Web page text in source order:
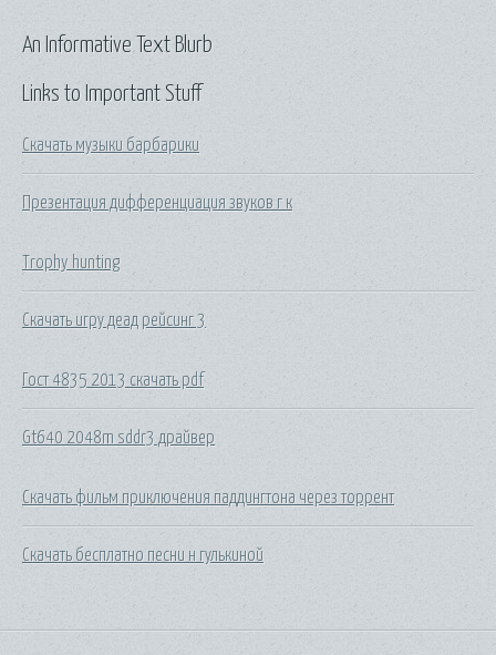
Links to Important Stuff
Скачать музыки барбарики
Презентация дифференциация звуков г к
Trophy hunting
Скачать игру деад рейсинг 3
Гост 4835 2013 скачать pdf
Gt640 2048m sddr3 драйвер
Скачать фильм приключения паддингтона через торрент
Скачать бесплатно песни н гулькиной
An Informative Text Blurb